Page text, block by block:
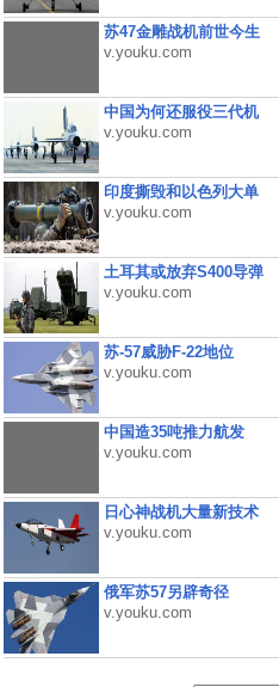
苏47金雕战机前世今生
v.youku.com
中国为何还服役三代机
v.youku.com
印度撕毁和以色列大单
v.youku.com
土耳其或放弃S400导弹
v.youku.com
苏-57威胁F-22地位
v.youku.com
中国造35吨推力航发
v.youku.com
日心神战机大量新技术
v.youku.com
俄军苏57另辟奇径
v.youku.com